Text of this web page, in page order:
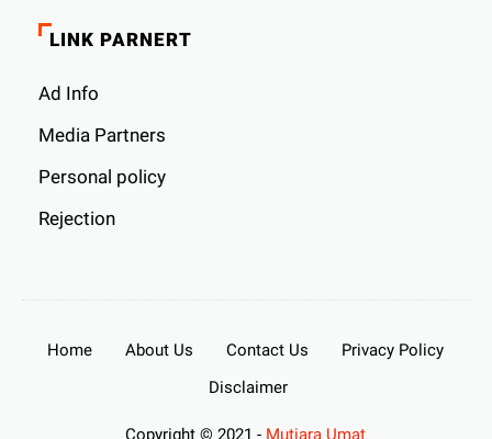
LINK PARNERT
Ad Info
Media Partners
Personal policy
Rejection
Home About Us Contact Us
Privacy Policy
Disclaimer
Copyright © 2021 - Mutiara Umat